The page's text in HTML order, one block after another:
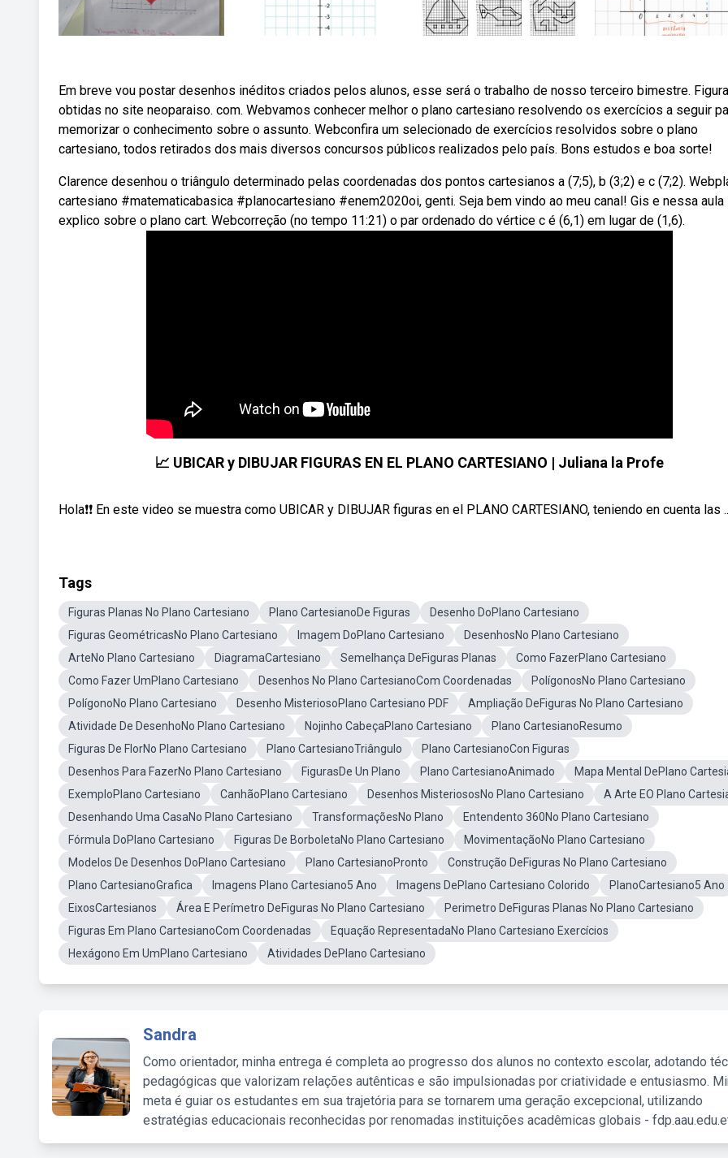
Em breve vou postar desenhos inéditos criados pelos alunos, esse será o trabalho de nosso terceiro bimestre.
obtidas no site neoparaiso. com. Webvamos conhecer melhor o plano cartesiano resolvendo os exercícios a seguir
memorizar o conhecimento sobre o assunto. Webconfira um selecionado de exercícios resolvidos sobre o plano
cartesiano, todos retirados dos mais diversos concursos públicos realizados pelo país. Bons estudos e boa sorte!
Clarence desenhou o triângulo determinado pelas coordenadas dos pontos cartesianos a (7;5), b (3;2) e c (7;2).
cartesiano #matematicabasica #planocartesiano #enem2020oi, genti. Seja bem vindo ao meu canal! Gis e nessa aula
explico sobre o plano cart. Webcorreção (no tempo 11:21) o par ordenado do vértice c é (6,1) em lugar de (1,6).
📈 UBICAR y DIBUJAR FIGURAS EN EL PLANO CARTESIANO | Juliana la Profe
Hola❗❗ En este video se muestra como UBICAR y DIBUJAR figuras en el PLANO CARTESIANO, teniendo en cuenta las
Tags
Figuras Planas No Plano Cartesiano Plano CartesianoDe Figuras
Desenho DoPlano Cartesiano
Figuras GeométricasNo Plano Cartesiano
Imagem DoPlano Cartesiano
DesenhosNo Plano Cartesiano
ArteNo Plano Cartesiano
DiagramaCartesiano Semelhança DeFiguras Planas
Como FazerPlano Cartesiano
Como Fazer UmPlano Cartesiano
Desenhos No Plano CartesianoCom Coordenadas
PolígonosNo Plano Cartesiano
PolígonoNo Plano Cartesiano
Desenho MisteriosoPlano Cartesiano PDF
Ampliação DeFiguras No Plano Cartesiano
Atividade De DesenhoNo Plano Cartesiano
Nojinho CabeçaPlano Cartesiano
Plano CartesianoResumo
Figuras De FlorNo Plano Cartesiano
Plano CartesianoTriângulo
Plano CartesianoCon Figuras
Desenhos Para FazerNo Plano Cartesiano
FigurasDe Un Plano Plano CartesianoAnimado
Mapa Mental DePlano
ExemploPlano Cartesiano
CanhãoPlano Cartesiano Desenhos MisteriososNo Plano Cartesiano
A Arte EO Plano
Desenhando Uma CasaNo Plano Cartesiano
TransformaçõesNo Plano
Entendento 360No Plano Cartesiano
Fórmula DoPlano Cartesiano
Figuras De BorboletaNo Plano Cartesiano
MovimentaçãoNo Plano Cartesiano
Modelos De Desenhos DoPlano Cartesiano
Plano CartesianoPronto
Construção DeFiguras No Plano Cartesiano
Plano CartesianoGrafica
Imagens Plano Cartesiano5 Ano Imagens DePlano Cartesiano Colorido
PlanoCartesiano5 Ano
EixosCartesianos
Área E Perímetro DeFiguras No Plano Cartesiano
Perimetro DeFiguras Planas No Plano Cartesiano
Figuras Em Plano CartesianoCom Coordenadas
Equação RepresentadaNo Plano Cartesiano Exercícios
Hexágono Em UmPlano Cartesiano
Atividades DePlano Cartesiano
Sandra
Como orientador, minha entrega é completa ao progresso dos alunos no contexto escolar, adotando
pedagógicas que valorizam relações autênticas e são impulsionadas por criatividade e entusiasmo.
meta é guiar os estudantes em sua trajetória para se tornarem uma geração excepcional, utilizando
estratégias educacionais reconhecidas por renomadas instituições acadêmicas globais -